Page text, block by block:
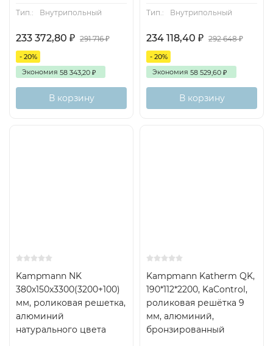
Тип.:
Внутрипольный
233 372,80 ₽ 291 716₽
- 20%
Экономия 58 343,20 ₽
В корзину
Тип.:
Внутрипольный
234 118,40 ₽ 292 648₽
- 20%
Экономия 58 529,60 ₽
В корзину
Kampmann NK
380x150x3300(3200+100)
мм, роликовая решетка,
алюминий
натурального цвета
Kampmann Katherm QK,
190*112*2200, KaControl,
роликовая решётка 9
мм, алюминий,
бронзированный